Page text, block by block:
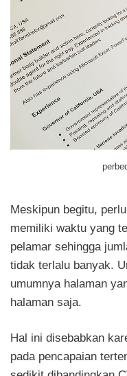
Meskipun begitu,
memiliki waktu yang
pelamar sehingga
tidak terlalu banyak.
umumnya halaman
halaman saja.
Hal ini disebabkan
pada pencapaian